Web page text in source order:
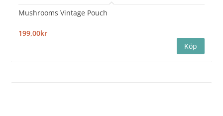
Mushrooms Vintage Pouch
199,00kr